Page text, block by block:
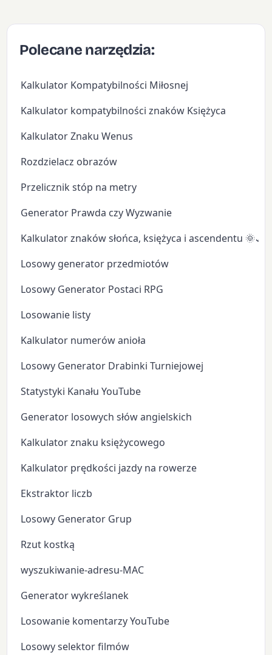
Polecane narzędzia:
Kalkulator Kompatybilności Miłosnej
Kalkulator kompatybilności znaków Księżyca
Kalkulator Znaku Wenus
Rozdzielacz obrazów
Przelicznik stóp na metry
Generator Prawda czy Wyzwanie
Kalkulator znaków słońca, księżyca i ascendentu
Losowy generator przedmiotów
Losowy Generator Postaci RPG
Losowanie listy
Kalkulator numerów anioła
Losowy Generator Drabinki Turniejowej
Statystyki Kanału YouTube
Generator losowych słów angielskich
Kalkulator znaku księżycowego
Kalkulator prędkości jazdy na rowerze
Ekstraktor liczb
Losowy Generator Grup
Rzut kostką
wyszukiwanie-adresu-MAC
Generator wykreślanek
Losowanie komentarzy YouTube
Losowy selektor filmów